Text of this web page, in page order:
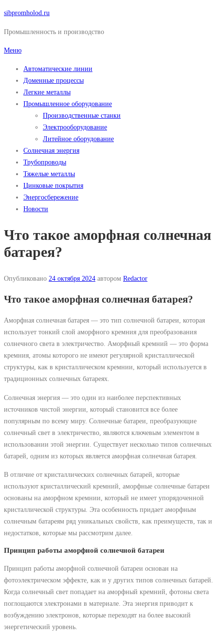
Перейти
содержимому
sibpromholod.ru
Промышленность и производство
Меню
Автоматические линии
Доменные процессы
Легкие металлы
Промышленное оборудование
Производственные станки
Электрооборудование
Литейное оборудование
Солнечная энергия
Трубопроводы
Тяжелые металлы
Цинковые покрытия
Энергосбережение
Новости
Что такое аморфная солнечная
батарея?
Опубликовано 24 октября 2024 автором Redactor
Что такое аморфная солнечная батарея?
Аморфная солнечная батарея — это тип солнечной батареи, которая
использует тонкий слой аморфного кремния для преобразования
солнечного света в электричество. Аморфный кремний — это форма
кремния, атомы которого не имеют регулярной кристаллической
структуры, как в кристаллическом кремнии, который используется в
традиционных солнечных батареях.
Солнечная энергия — это один из наиболее перспективных
источников чистой энергии, который становится все более
популярным по всему миру. Солнечные батареи, преобразующие
солнечный свет в электричество, являются ключевым элементом в
использовании этой энергии. Существует несколько типов солнечных
батарей, одним из которых является аморфная солнечная батарея.
В отличие от кристаллических солнечных батарей, которые
используют кристаллический кремний, аморфные солнечные батареи
основаны на аморфном кремнии, который не имеет упорядоченной
кристаллической структуры. Эта особенность придает аморфным
солнечным батареям ряд уникальных свойств, как преимуществ, так и
недостатков, которые мы рассмотрим далее.
Принцип работы аморфной солнечной батареи
Принцип работы аморфной солнечной батареи основан на
фотоэлектрическом эффекте, как и у других типов солнечных батарей.
Когда солнечный свет попадает на аморфный кремний, фотоны света
поглощаются электронами в материале. Эта энергия приводит к
возбуждению электронов, которые переходят на более высокий
энергетический уровень.